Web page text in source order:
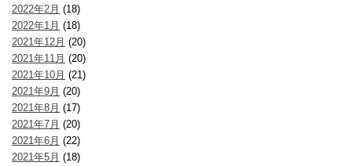
2022年2月 (18)
2022年1月 (18)
2021年12月 (20)
2021年11月 (20)
2021年10月 (21)
2021年9月 (20)
2021年8月 (17)
2021年7月 (20)
2021年6月 (22)
2021年5月 (18)